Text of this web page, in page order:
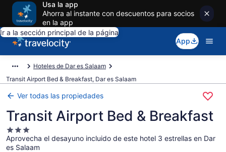
Usa la app
Ahorra al instante con descuentos para socios
en la app
Ir a la sección principal de la página
App
Hoteles de Dar es Salaam
Transit Airport Bed & Breakfast, Dar es Salaam
Ver todas las propiedades
Transit Airport Bed & Breakfast
Propiedad
de
Aprovecha el desayuno incluido de este hotel 3 estrellas en Dar
es Salaam